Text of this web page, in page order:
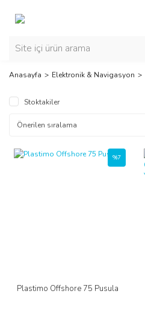
Anasayfa Elektronik & Navigasyon
Stoktakiler
Plastimo Offshore 75 Pusula
%7